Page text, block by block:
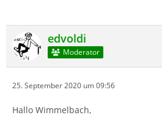
edvoldi
Moderator
25. September 2020 um 09:56
Hallo Wimmelbach,